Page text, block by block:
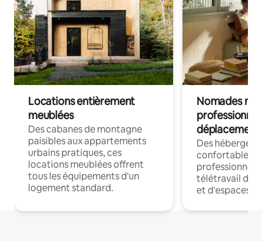
Locations entièrement
meublées
Des cabanes de montagne
paisibles aux appartements
urbains pratiques, ces
locations meublées offrent
tous les équipements d'un
logement standard.
Nomades
déplacement
Des
confortables
professionnels
télétravail
et d'espaces